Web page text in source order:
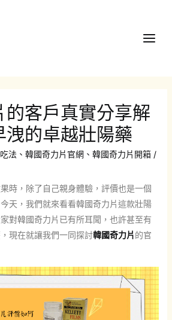
的客戶真實分享解
洩的卓越壯陽藥
法、 韓國奇力片官網、 韓國奇力片開箱/
時，除了自己親身體驗，評價也是一個
天，我們就來看看韓國奇力片這款壯陽
對韓國奇力片已有所耳聞，也許甚至有
現在就讓我們一同探討韓國奇力片的官